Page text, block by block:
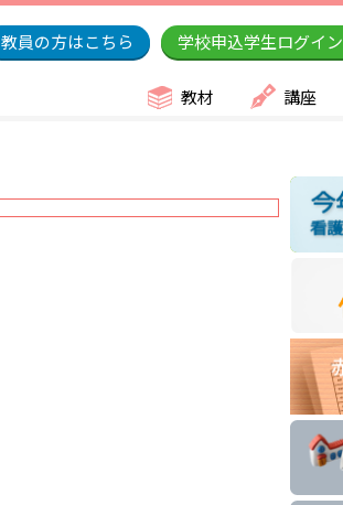
教員の方はこちら 学校申込学生ログイン
教材 講座